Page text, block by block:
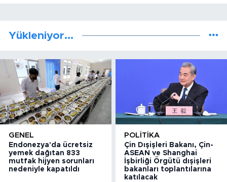
Yükleniyor...
GENEL
Endonezya'da ücretsiz
yemek dağıtan 833
mutfak hijyen sorunları
nedeniyle kapatıldı
POLITIKA
Çin Dışişleri Bakanı, Çin-
ASEAN ve Shanghai
İşbirliği Örgütü dışişleri
bakanları toplantılarına
katılacak